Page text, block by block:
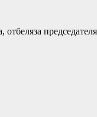
отбеляза